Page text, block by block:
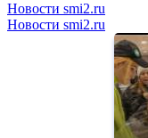
Новости smi2.ru
Новости smi2.ru